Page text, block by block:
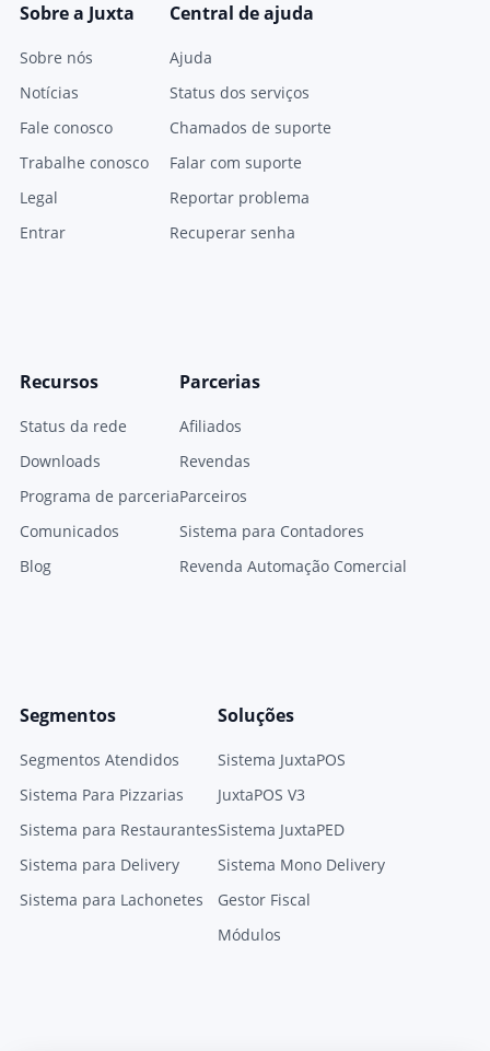
Sobre a Juxta
Sobre nós
Notícias
Fale conosco
Trabalhe conosco
Legal
Entrar
Central de ajuda
Ajuda
Status dos serviços
Chamados de suporte
Falar com suporte
Reportar problema
Recuperar senha
Recursos
Status da rede
Downloads
Programa de parceria
Comunicados
Blog
Parcerias
Afiliados
Revendas
Parceiros
Sistema para Contadores
Revenda Automação Comercial
Segmentos
Segmentos Atendidos
Sistema Para Pizzarias
Sistema para Restaurantes
Sistema para Delivery
Sistema para Lachonetes
Soluções
Sistema JuxtaPOS
JuxtaPOS V3
Sistema JuxtaPED
Sistema Mono Delivery
Gestor Fiscal
Módulos